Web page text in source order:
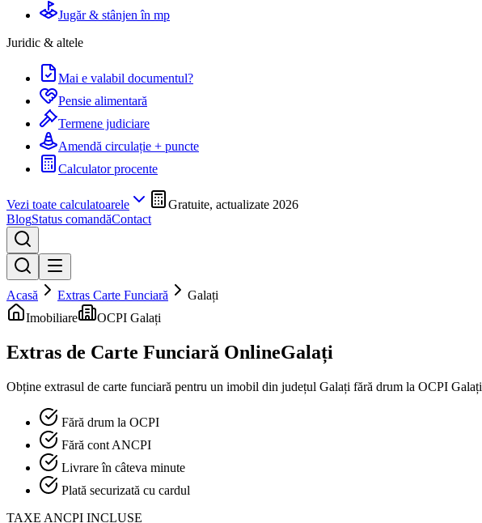
Jugăr & stânjen în mp
Juridic & altele
Mai e valabil documentul?
Pensie alimentară
Termene judiciare
Amendă circulație + puncte
Calculator procente
Vezi toate calculatoarele
Gratuite, actualizate 2026
BlogStatus comandăContact
Acasă Extras Carte Funciară
Galați
Imobiliare
OCPI Galați
Extras de Carte Funciară OnlineGalați
Obține extrasul de carte funciară pentru un imobil din județul Galați fără drum la OCPI Galați
Fără drum la OCPI
Fără cont ANCPI
Livrare în câteva minute
Plată securizată cu cardul
TAXE ANCPI INCLUSE